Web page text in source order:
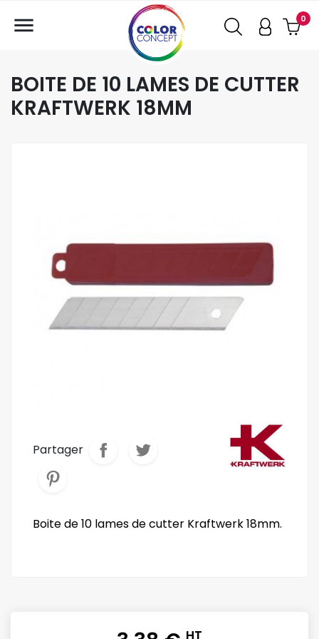
0

BOITE DE 10 LAMES DE CUTTER
KRAFTWERK 18MM
Partager
Boite de 10 lames de cutter Kraftwerk 18mm.
HT